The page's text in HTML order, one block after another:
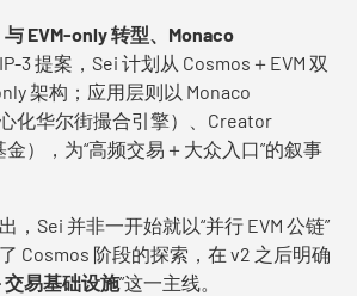
EVM-only 转型、 Monaco
3 提案，Sei 计划从 Cosmos＋EVM 双
架构；应用层则以 Monaco
化华尔街撮合引擎）、Creator
），为“高频交易＋大众入口”的叙事
，Sei 并非一开始就以“并行 EVM 公链”
Cosmos 阶段的探索，在 v2 之后明确
交易基础设施”这一主线。